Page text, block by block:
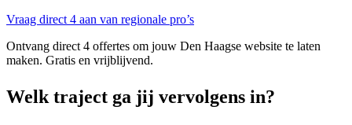
Vraag direct 4 aan van regionale pro’s
Ontvang direct 4 offertes om jouw Den Haagse website te laten
maken. Gratis en vrijblijvend.
Welk traject ga jij vervolgens in?